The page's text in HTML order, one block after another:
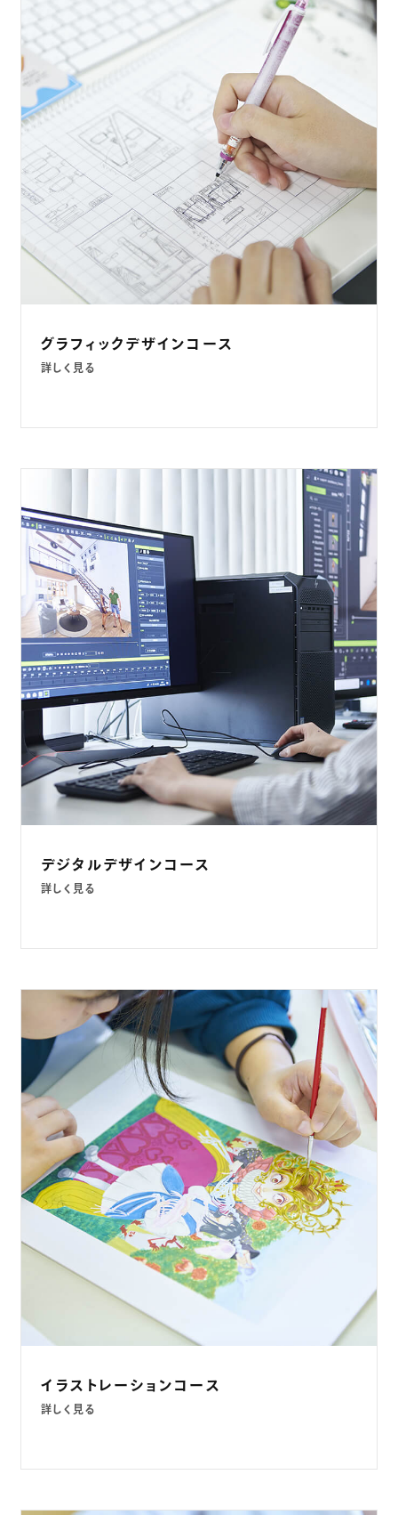
グラフィックデザインコース
詳しく見る
デジタルデザインコース
詳しく見る
イラストレーションコース
詳しく見る